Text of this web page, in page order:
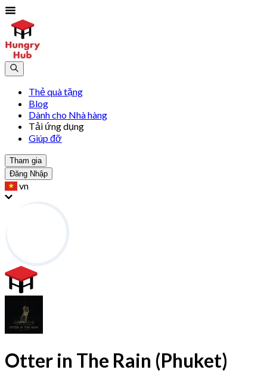
Thẻ quà tặng
Blog
Dành cho Nhà hàng
Tải ứng dụng
Giúp đỡ
Tham gia
Đăng Nhập
vn
Otter in The Rain (Phuket)